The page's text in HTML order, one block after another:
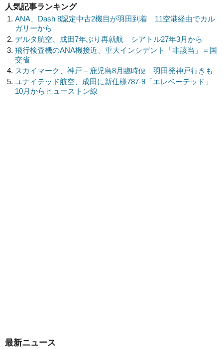
最新ニュース
人気記事ランキング
ANA、Dash 8認定中古2機目が羽田到着 11空港経由でカル
ガリーから
デルタ航空、成田7年ぶり再就航 シアトル27年3月から
飛行検査機のANA機接近、重大インシデント「非該当」＝国
交省
スカイマーク、神戸－鹿児島8月臨時便 羽田発神戸行きも
ユナイテッド航空、成田に新仕様787-9「エレベーテッド」
10月からヒューストン線